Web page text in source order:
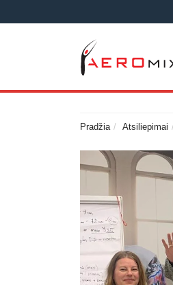
Pradžia Atsiliepimai